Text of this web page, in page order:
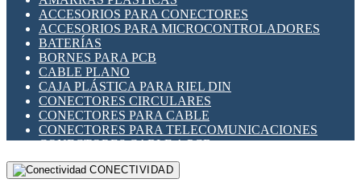
INDICADORES PARA PANEL
INTERFACES DE RELÉ
INTERRUPTORES FIN DE CARRERA
LLAVES CONMUTADORAS
MEDIDORES DE ENERGÍA Y TC'S DE CORRIENTE
MOTORES PASO A PASO
PANTALLAS HMI
PLC -CONTROLADORES LÓGICO PROGRAMABLES
PROGRAMADORES DE HORARIO
RELÉS DE PROTECCIÓN
SENSORES CAPACITIVOS
ACCESORIOS PARA CONECTORES
ACCESORIOS PARA MICROCONTROLADORES
BATERÍAS
BORNES PARA PCB
CABLE PLANO
CAJA PLÁSTICA PARA RIEL DIN
CONECTORES CIRCULARES
CONECTORES PARA CABLE
CONECTORES PARA TELECOMUNICACIONES
CONECTORES CABLE A PCB
CONECTORES PCB A CABLE
DIP SWITCHESCONECTIVIDAD